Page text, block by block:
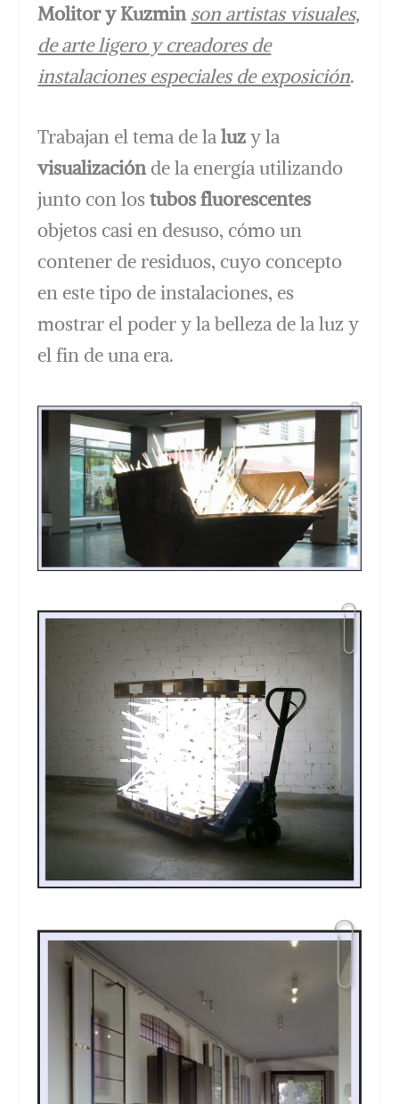
Molitor y Kuzmin son artistas visuales,
de arte ligero y creadores de
instalaciones especiales de exposición.
Trabajan el tema de laluzy la
visualizaciónde la energía utilizando
junto con lostubos fluorescentes
objetos casi en desuso, cómo un
contener de residuos, cuyo concepto
en este tipo de instalaciones, es
mostrar el poder y la belleza de la luz y
el fin de una era.